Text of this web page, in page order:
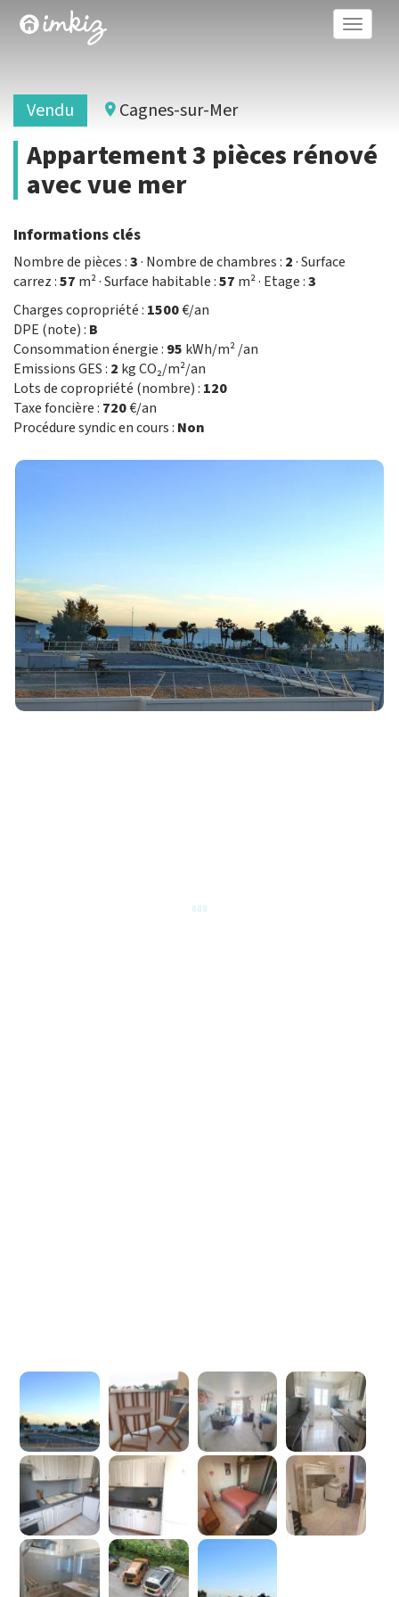
Toggle
Vendu Cagnes-sur-Mer
Appartement 3 pièces rénové
avec vue mer
Informations clés
Nombre de pièces :3· Nombre de chambres : 2· Surface
carrez :57 m² · Surface habitable :57 m² · Etage :3
Charges copropriété : 1500€/an
DPE (note) : B
Consommation énergie : 95 kWh/m² /an
Emissions GES : 2 kg CO₂/m²/an
Lots de copropriété (nombre) : 120
Taxe foncière : 720€/an
Procédure syndic en cours : Non